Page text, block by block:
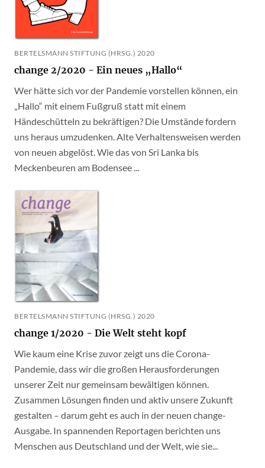
BERTELSMANN STIFTUNG (HRSG.) 2020
change 2/2020 - Ein neues „Hallo“
Wer hätte sich vor der Pandemie vorstellen können, ein
„Hallo“ mit einem Fußgruß statt mit einem
Händeschütteln zu bekräftigen? Die Umstände fordern
uns heraus umzudenken. Alte Verhaltensweisen werden
von neuen abgelöst. Wie das von Sri Lanka bis
Meckenbeuren am Bodensee ...
BERTELSMANN STIFTUNG (HRSG.) 2020
change 1/2020 - Die Welt steht kopf
Wie kaum eine Krise zuvor zeigt uns die Corona-
Pandemie, dass wir die großen Herausforderungen
unserer Zeit nur gemeinsam bewältigen können.
Zusammen Lösungen finden und aktiv unsere Zukunft
gestalten – darum geht es auch in der neuen change-
Ausgabe. In spannenden Reportagen berichten uns
Menschen aus Deutschland und der Welt, wie sie...